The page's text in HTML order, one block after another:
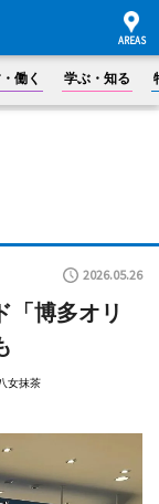
働く 学ぶ・知る
2026.05.26
「博多オリ
八女抹茶